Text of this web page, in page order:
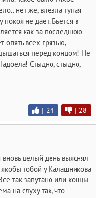
нет же, влезла тупая
покоя не даёт. Бьётся в
как за последнюю
опять всех грязью,
перед концом! Не
Стыдно, стыдно,
| 24 | 28
вновь целый день выяснял
тобой у Калашникова
так запутано или концы
на слуху так, что